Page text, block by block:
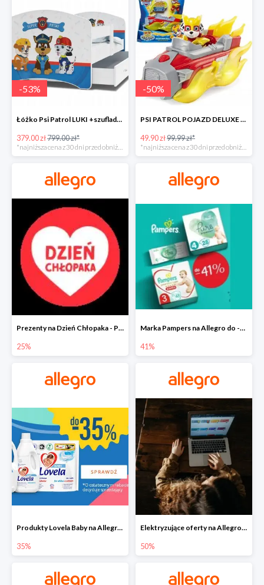
-53%
Łóżko Psi Patrol LUKI +szuflada+materac+grafika -52%
379.00 zł799.00 zł*
-50%
PSI PATROL POJAZD DELUXE FIGURKA MARSHALL MIGHTY -50%
49.90 zł99.99 zł*
Prezenty na Dzień Chłopaka - Produkty SOXO do -25%
25%
Marka Pampers na Allegro do -41%
41%
Produkty Lovela Baby na Allegro do -35%
35%
Elektryzujące oferty na Allegro do -50%
50%